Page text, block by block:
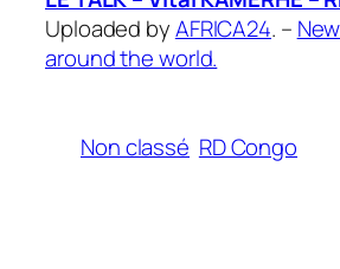
Uploaded byAFRICA24. –
around the world.
Non classé RD Congo